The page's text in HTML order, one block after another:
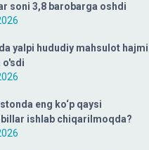
soni 3,8 barobarga oshdi
yalpi hududiy mahsulot hajmi
o'sdi
eng ko‘p qaysi
ishlab chiqarilmoqda?